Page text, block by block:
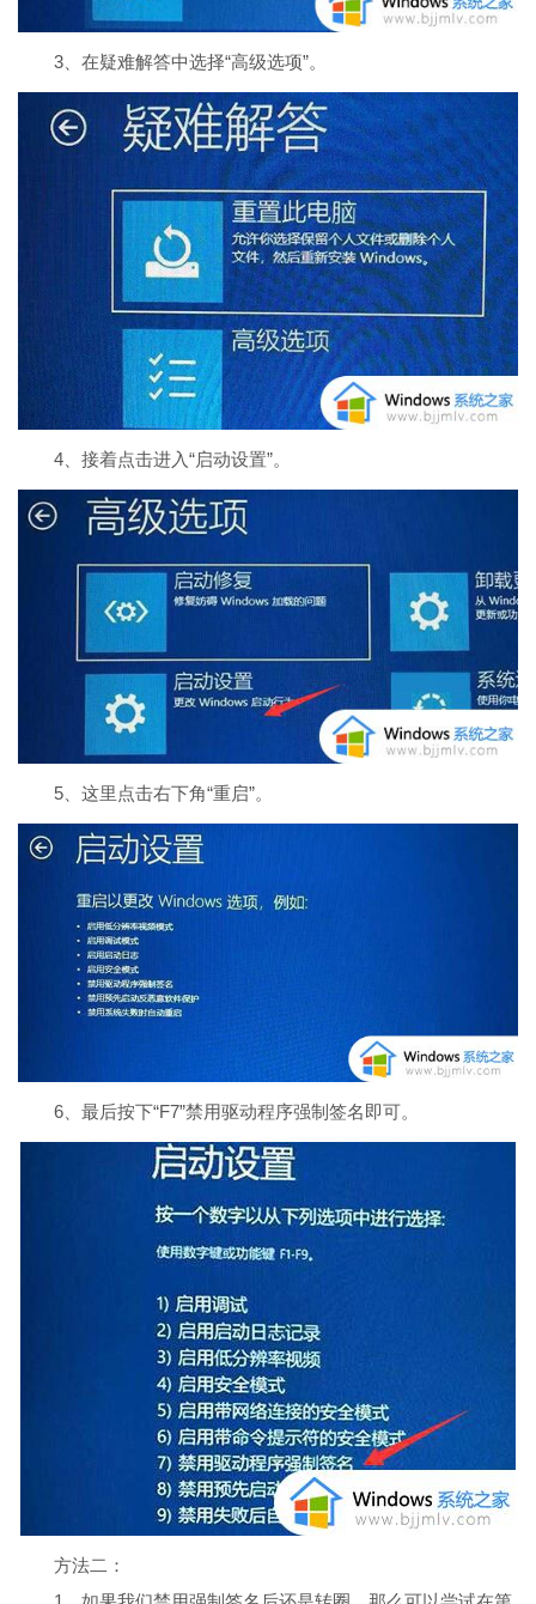
3、在疑难解答中选择“高级选项”。
4、接着点击进入“启动设置”。
5、这里点击右下角“重启”。
6、最后按下“F7”禁用驱动程序强制签名即可。
方法二：